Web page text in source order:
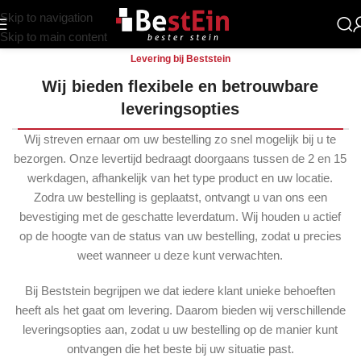
Skip to navigation
Skip to main content
Levering bij Beststein
Wij bieden flexibele en betrouwbare
leveringsopties
Wij streven ernaar om uw bestelling zo snel mogelijk bij u te
bezorgen. Onze levertijd bedraagt doorgaans tussen de 2 en 15
werkdagen, afhankelijk van het type product en uw locatie.
Zodra uw bestelling is geplaatst, ontvangt u van ons een
bevestiging met de geschatte leverdatum. Wij houden u actief
op de hoogte van de status van uw bestelling, zodat u precies
weet wanneer u deze kunt verwachten.
Bij Beststein begrijpen we dat iedere klant unieke behoeften
heeft als het gaat om levering. Daarom bieden wij verschillende
leveringsopties aan, zodat u uw bestelling op de manier kunt
ontvangen die het beste bij uw situatie past.